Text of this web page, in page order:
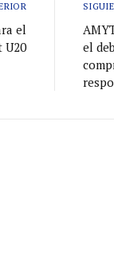
el
U20
el